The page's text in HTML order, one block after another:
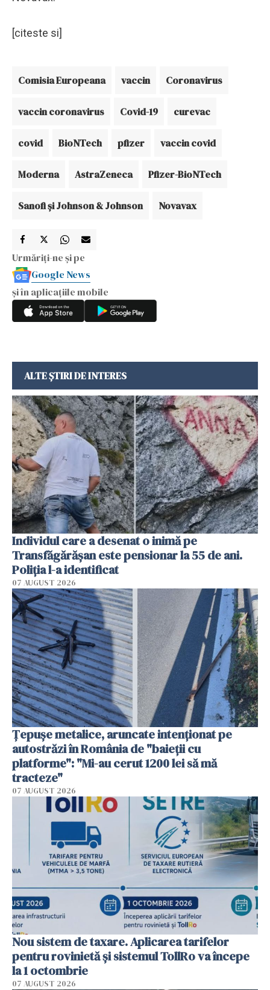
[citeste si]
Comisia Europeana vaccin Coronavirus
vaccin coronavirus Covid-19 curevac
covid BioNTech pfizer vaccin covid
Moderna AstraZeneca Pfizer-BioNTech
Sanofi şi Johnson & Johnson Novavax
Urmăriți-ne și pe
Google News
și în aplicațiile mobile
ALTE ȘTIRI DE INTERES
Individul care a desenat o inimă pe
Transfăgărășan este pensionar la 55 de ani.
Poliția l-a identificat
07 AUGUST 2026
Țepușe metalice, aruncate intenționat pe
autostrăzi în România de "baieții cu
platforme": "Mi-au cerut 1200 lei să mă
tracteze"
07 AUGUST 2026
Nou sistem de taxare. Aplicarea tarifelor
pentru rovinietă şi sistemul TollRo va începe
la 1 octombrie
07 AUGUST 2026